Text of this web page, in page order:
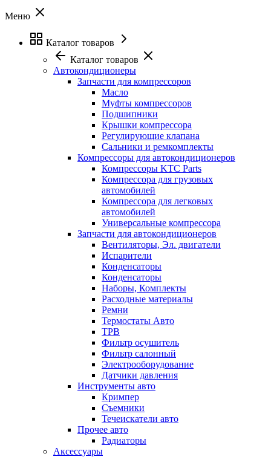
Меню
Каталог товаров
Каталог товаров
Автокондиционеры
Запчасти для компрессоров
Масло
Муфты компрессоров
Подшипники
Крышки компрессора
Регулирующие клапана
Сальники и ремкомплекты
Компрессоры для автокондиционеров
Компрессоры KTC Parts
Компрессора для грузовых
автомобилей
Компрессора для легковых
автомобилей
Универсальные компрессора
Запчасти для автокондиционеров
Вентиляторы, Эл. двигатели
Испарители
Конденсаторы
Конденсаторы
Наборы, Комплекты
Расходные материалы
Ремни
Термостаты Авто
ТРВ
Фильтр осушитель
Фильтр салонный
Электрооборудование
Датчики давления
Инструменты авто
Кримпер
Съемники
Течеискатели авто
Прочее авто
Радиаторы
Аксессуары